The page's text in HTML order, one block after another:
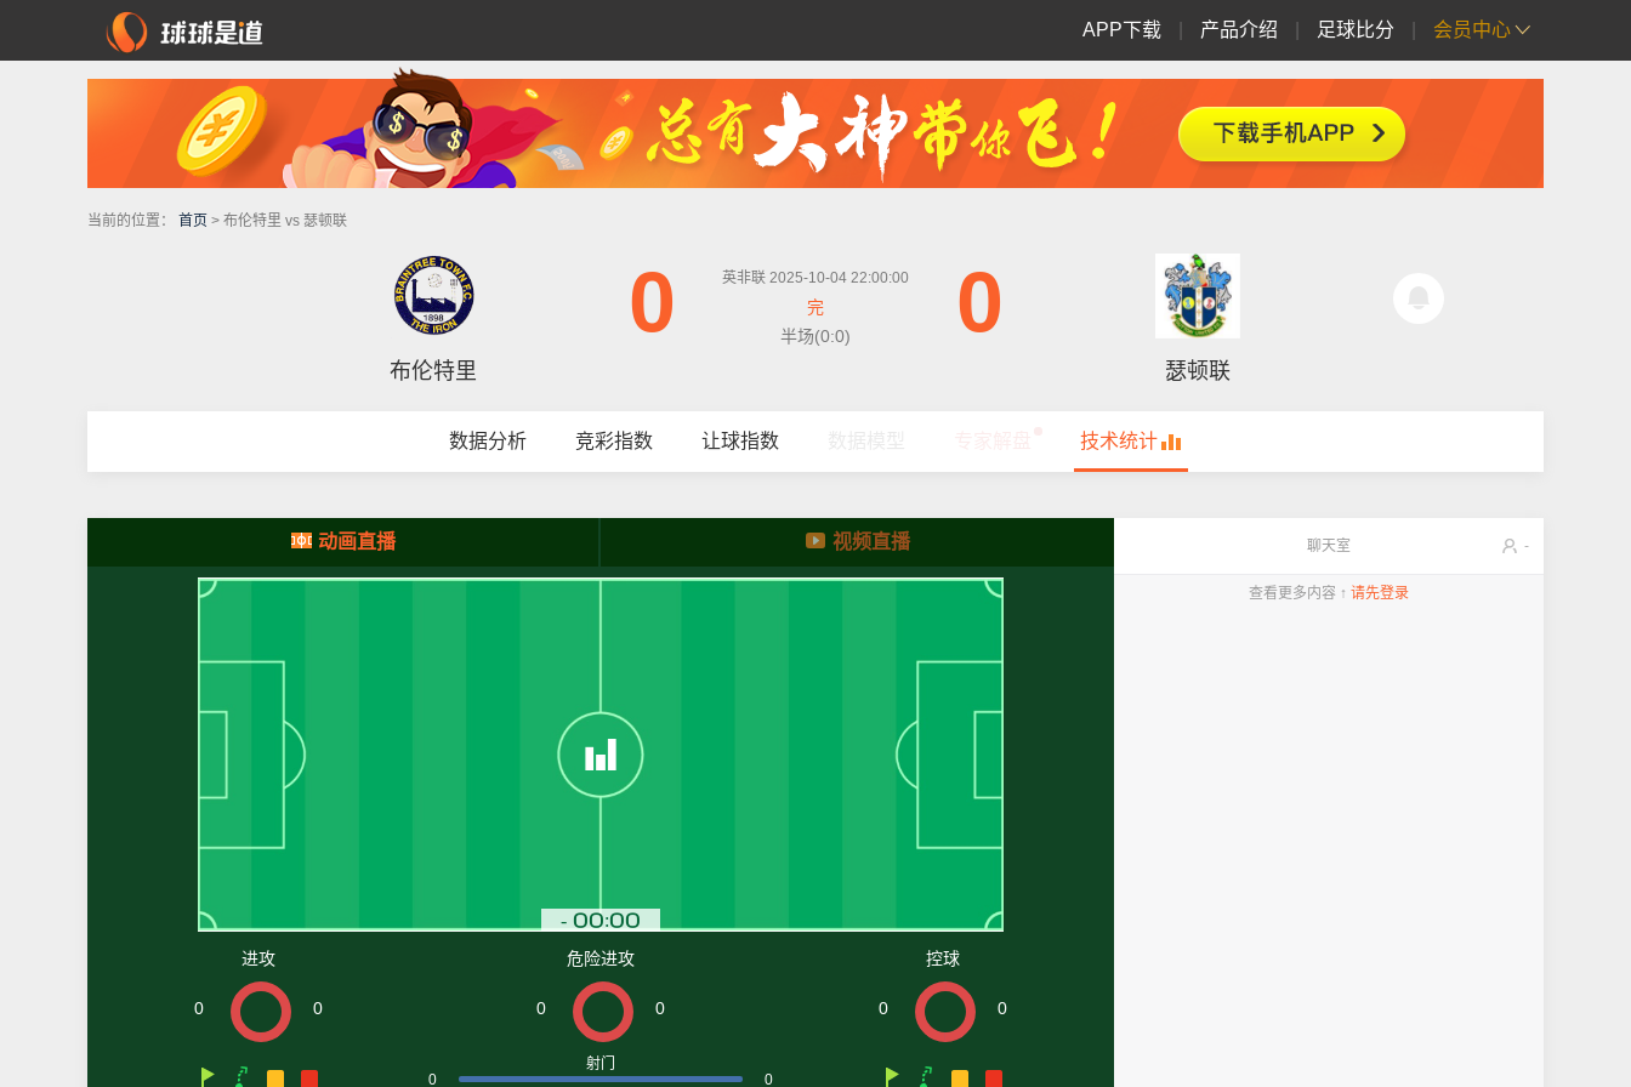
APP下载 产品介绍 足球比分 会员中心
当前的位置： 首页 > 布伦特里 vs 瑟顿联
布伦特里
0 0
英非联 2025-10-04 22:00:00
完
半场(0:0)
瑟顿联
数据分析 竞彩指数 让球指数 技术统计
动画直播 视频直播
进攻
0 0
危险进攻
0 0
0 0
射门
控球
0 0
聊天室 -
查看更多内容 ↑ 请先登录